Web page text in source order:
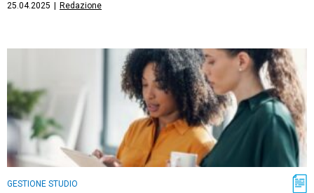
25.04.2025 Redazione
GESTIONE STUDIO